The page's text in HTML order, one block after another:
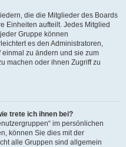
die die Mitglieder des Boards
Einheiten aufteilt. Jedes Mitglied
Gruppe können
es den Administratoren,
zu ändern und sie zum
machen oder ihnen Zugriff zu
trete ich ihnen bei?
im persönlichen
können Sie dies mit der
alle Gruppen sind allgemein